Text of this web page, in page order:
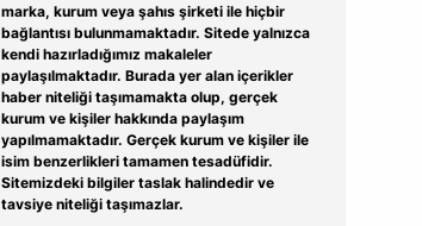
marka, kurum veya şahıs şirketi ile hiçbir
bağlantısı bulunmamaktadır. Sitede yalnızca
kendi hazırladığımız makaleler
paylaşılmaktadır. Burada yer alan içerikler
haber niteliği taşımamakta olup, gerçek
kurum ve kişiler hakkında paylaşım
yapılmamaktadır. Gerçek kurum ve kişiler ile
isim benzerlikleri tamamen tesadüfidir.
Sitemizdeki bilgiler taslak halindedir ve
tavsiye niteliği taşımazlar.